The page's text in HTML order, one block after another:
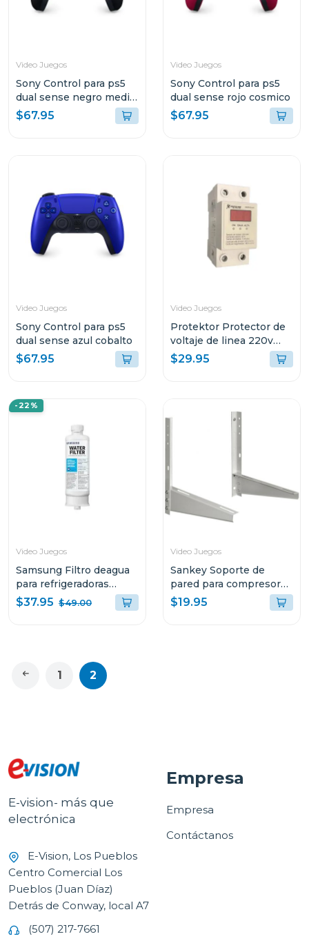
Video Juegos
Sony Control para ps5
dual sense negro media
noche
$67.95
Video Juegos
Sony Control para ps5
dual sense rojo cosmico
$67.95
Video Juegos
Sony Control para ps5
dual sense azul cobalto
$67.95
Video Juegos
Protektor Protector de
voltaje de linea 220v
con supresor de picos
parphd
$29.95
-22%
Video Juegos
Samsung Filtro deagua
para refrigeradoras
hafqin
$37.95 $49.00
Video Juegos
Sankey Soporte de
pared para compresores
de aire acondiconado
v5000
$19.95
1 2
E-vision- más que
electrónica
E-Vision, Los Pueblos
Centro Comercial Los
Pueblos (Juan Díaz)
Detrás de Conway, local A7
(507) 217-7661
Empresa
Empresa
Contáctanos